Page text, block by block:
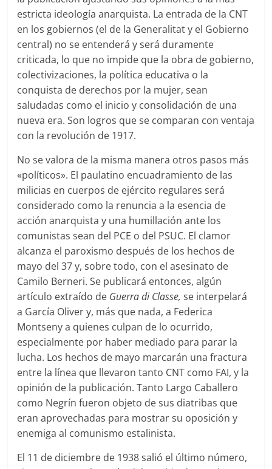
estricta ideología anarquista. La entrada de la CNT
en los gobiernos (el de la Generalitat y el Gobierno
central) no se entenderá y será duramente
criticada, lo que no impide que la obra de gobierno,
colectivizaciones, la política educativa o la
conquista de derechos por la mujer, sean
saludadas como el inicio y consolidación de una
nueva era. Son logros que se comparan con ventaja
con la revolución de 1917.
No se valora de la misma manera otros pasos más
«políticos». El paulatino encuadramiento de las
milicias en cuerpos de ejército regulares será
considerado como la renuncia a la esencia de
acción anarquista y una humillación ante los
comunistas sean del PCE o del PSUC. El clamor
alcanza el paroxismo después de los hechos de
mayo del 37 y, sobre todo, con el asesinato de
Camilo Berneri. Se publicará entonces, algún
artículo extraído de Guerra di Classe,se interpelará
a García Oliver y, más que nada, a Federica
Montseny a quienes culpan de lo ocurrido,
especialmente por haber mediado para parar la
lucha. Los hechos de mayo marcarán una fractura
entre la línea que llevaron tanto CNT como FAI, y la
opinión de la publicación. Tanto Largo Caballero
como Negrín fueron objeto de sus diatribas que
eran aprovechadas para mostrar su oposición y
enemiga al comunismo estalinista.
El 11 de diciembre de 1938 salió el último número,